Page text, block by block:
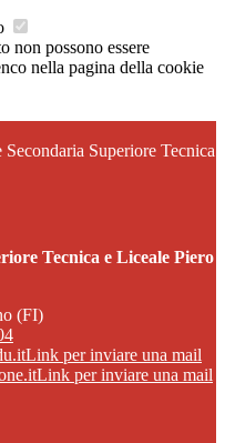
non possono essere
nella pagina della cookie
Superiore Tecnica
Tecnica e Liceale Piero
(FI)
Link per inviare una mail
Link per inviare una mail